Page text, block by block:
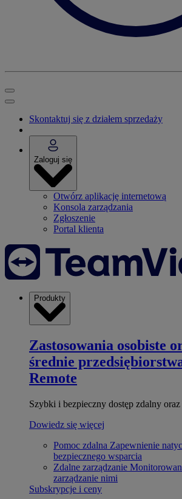
Skontaktuj się z działem sprzedaży
Zaloguj się
Otwórz aplikację internetową
Konsola zarządzania
Zgłoszenie
Portal klienta
Produkty
Zastosowania osobiste
średnie
Remote
Szybki i bezpieczny dostęp zdalny
Dowiedz się więcej
Pomoc zdalna Zapewnienie
bezpiecznego wsparcia
Zdalne zarządzanie
zarządzanie nimi
Subskrypcje i ceny